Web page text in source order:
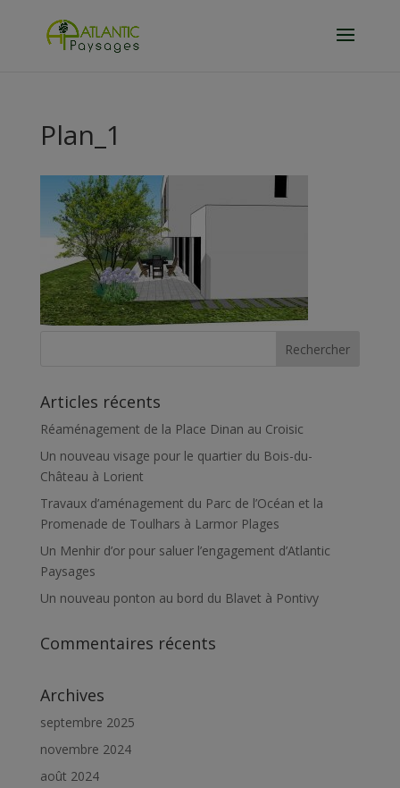
Plan_1
Articles récents
Réaménagement de la Place Dinan au Croisic
Un nouveau visage pour le quartier du Bois-du-
Château à Lorient
Travaux d’aménagement du Parc de l’Océan et la
Promenade de Toulhars à Larmor Plages
Un Menhir d’or pour saluer l’engagement d’Atlantic
Paysages
Un nouveau ponton au bord du Blavet à Pontivy
Commentaires récents
Archives
septembre 2025
novembre 2024
août 2024